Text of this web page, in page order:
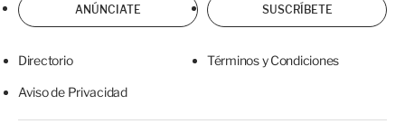
ANÚNCIATE SUSCRÍBETE
Directorio Términos y Condiciones
Aviso de Privacidad